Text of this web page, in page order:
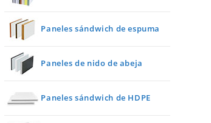
Paneles sándwich de espuma
Paneles de nido de abeja
Paneles sándwich de HDPE